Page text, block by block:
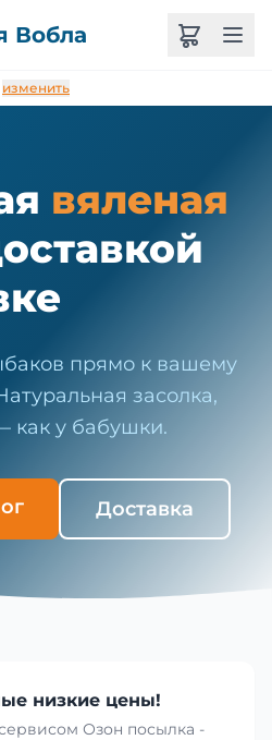
Вобла
изменить
вяленая
прямо к вашему
засолка,
как у бабушки.
Доставка
низкие цены!
Озон посылка -